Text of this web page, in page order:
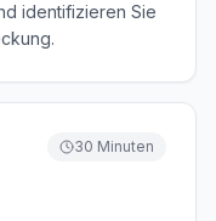
identifizieren Sie
30 Minuten